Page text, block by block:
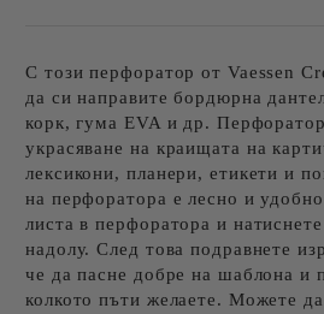
С този перфоратор от Vaessen
да си направите бордюрна
корк, гума EVA и др.
украсяване на краищата на
лексикони, планери, етикети и
на перфоратора е лесно и
листа в перфоратора и
надолу. След това подравнете
че да пасне добре на шаблона и
колкото пъти желаете. Можете